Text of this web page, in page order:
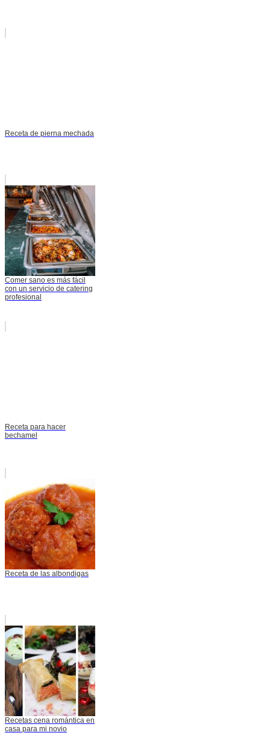
Receta de pierna mechada
Comer sano es más fácil
con un servicio de catering
profesional
Receta para hacer
bechamel
Receta de las albondigas
Recetas cena romántica en
casa para mi novio